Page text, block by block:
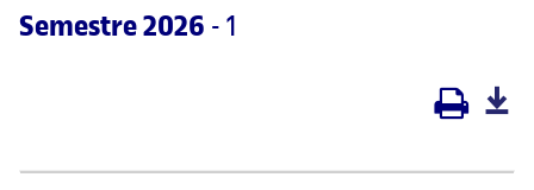
Semestre 2026 - 1